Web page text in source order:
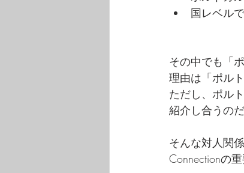
国レベル
その中でも「
理由は「ポル
ただし、ポル
紹介し合うのだ
そんな対人関
Connectionの